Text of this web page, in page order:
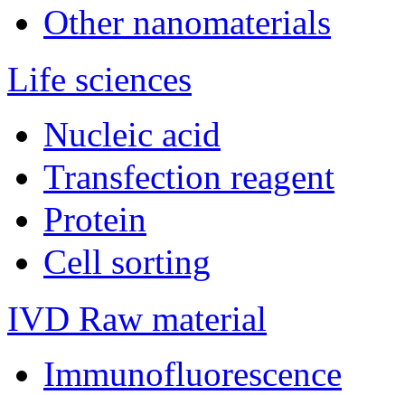
Other nanomaterials
Life sciences
Nucleic acid
Transfection reagent
Protein
Cell sorting
IVD Raw material
Immunofluorescence